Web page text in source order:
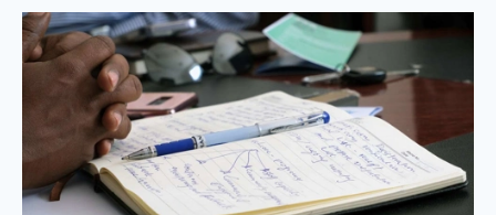
Adfærd er alles ansvar